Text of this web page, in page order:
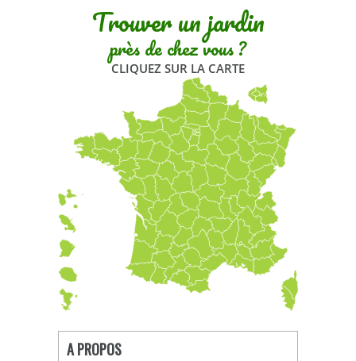
Trouver un jardin
près de chez vous ?
CLIQUEZ SUR LA CARTE
A PROPOS